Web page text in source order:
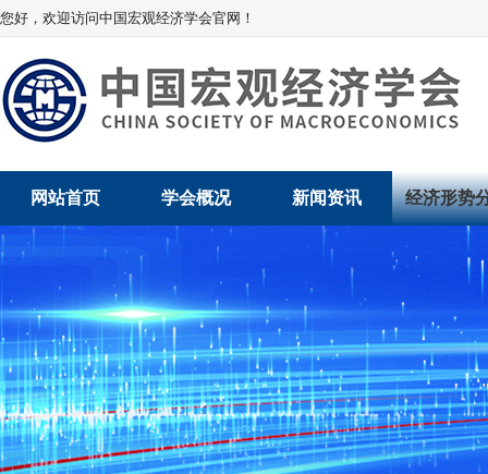
您好，欢迎访问中国宏观经济学会官网！
网站首页 学会概况
学会介绍
学术委员会
学会领导
组织机构
法律顾问
新闻资讯
新闻动态
学会动态
会员动态
地方动态
经济形势
经济数据
经济运行与
产业发展
创新高技术